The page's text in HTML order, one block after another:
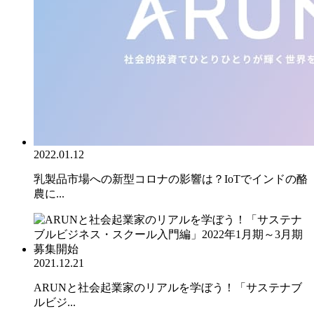
2022.01.12
乳製品市場への新型コロナの影響は？IoTでインドの酪
農に...
2021.12.21
ARUNと社会起業家のリアルを学ぼう！「サステナブ
ルビジ...